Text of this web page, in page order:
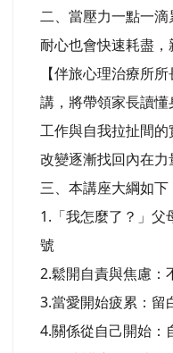
二、當壓力一點一滴
耐心也會快速耗盡
【伴旅心理治療所
講，將帶領家長讀懂
工作與自我拉扯間
改變逐漸找回內在力
三、本講座大綱如下
1.「我怎麼了？」父
號
2.鬆開自責與焦慮：
3.當愛開始疲累：留
4.關係從自己開始：